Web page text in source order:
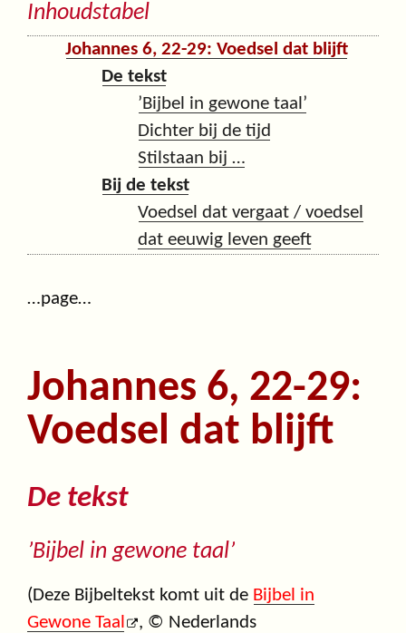
Inhoudstabel
Johannes 6, 22-29: Voedsel dat blijft
De tekst
’Bijbel in gewone taal’
Dichter bij de tijd
Stilstaan bij …
Bij de tekst
Voedsel dat vergaat / voedsel
dat eeuwig leven geeft
…page…
Johannes 6, 22-29:
Voedsel dat blijft
De tekst
’Bijbel in gewone taal’
(Deze Bijbeltekst komt uit de Bijbel in
Gewone Taal
, © Nederlands